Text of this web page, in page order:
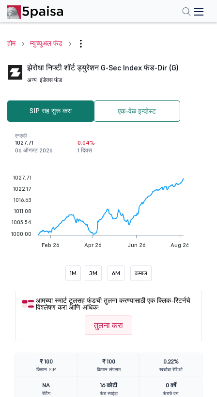
होम म्युच्युअल फंड
झेरोधा निफ्टी शॉर्ट ड्युरेशन G-Sec Index फंड-Dir (G)
अन्य .इंडेक्स फंड
SIP सह सुरू करा एक-वेळ इन्व्हेस्ट
एनएव्ही
1027.71
06 ऑगस्ट 2026
0.04%
1 दिवस
Feb 26 Apr 26 Jun 26 Aug 26
1027.71
1022.17
1016.63
1011.08
1005.54
1000.00
1M 3M 6M कमाल
आमच्या स्मार्ट टूलसह फंडची तुलना करण्यासाठी एक क्लिक-रिटर्नचे
विश्लेषण करा आणि अधिक!
तुलना करा
₹ 100
किमान SIP
₹ 100
किमान लंपसम
0.22%
खर्चाचा रेशिओ
NA
रेटिंग
16 कोटी
फंड साईझ
0 वर्षे
फंडचे वय